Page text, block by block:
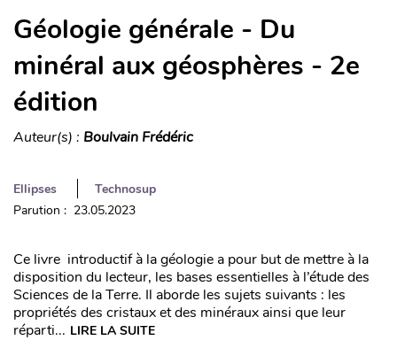
Géologie générale - Du
minéral aux géosphères - 2e
édition
Auteur(s) : Boulvain Frédéric
Ellipses
Technosup
Parution : 23.05.2023
Ce livre introductif à la géologie a pour but de mettre à la
disposition du lecteur, les bases essentielles à l’étude des
Sciences de la Terre. Il aborde les sujets suivants : les
propriétés des cristaux et des minéraux ainsi que leur
réparti... LIRE LA SUITE